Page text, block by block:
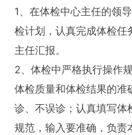
1、在体检中心主任的领
检计划，认真完成体检任
主任汇报。
2、体检中严格执行操作
体检质量和体检结果的准
诊、不误诊；认真填写体
规范，输入要准确，负责